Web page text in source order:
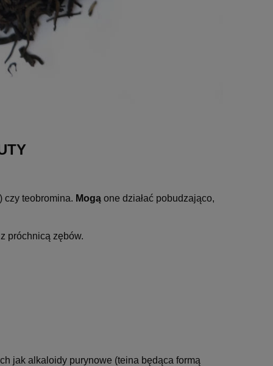
czy teobromina. Mogą one działać pobudzająco,
próchnicą zębów.
jak alkaloidy purynowe (teina będąca formą